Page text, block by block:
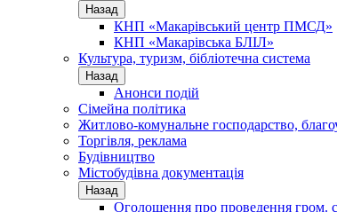
Назад
КНП «Макарівський центр ПМСД»
КНП «Макарівська БЛІЛ»
Культура, туризм, бібліотечна система
Назад
Анонси подій
Сімейна політика
Житлово-комунальне господарство,
Торгівля, реклама
Будівництво
Містобудівна документація
Назад
Оголошення про проведення гром.